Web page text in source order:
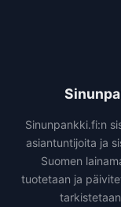
Sinunpankki.fi:n
asiantuntijoita ja
Suomen
tuotetaan ja